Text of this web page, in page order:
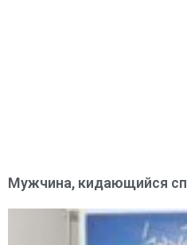
Мужчина, кидающийся